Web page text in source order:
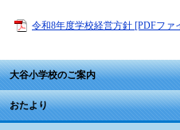
令和8年度学校経営方針 [PDFファ
大谷小学校のご案内
おたより